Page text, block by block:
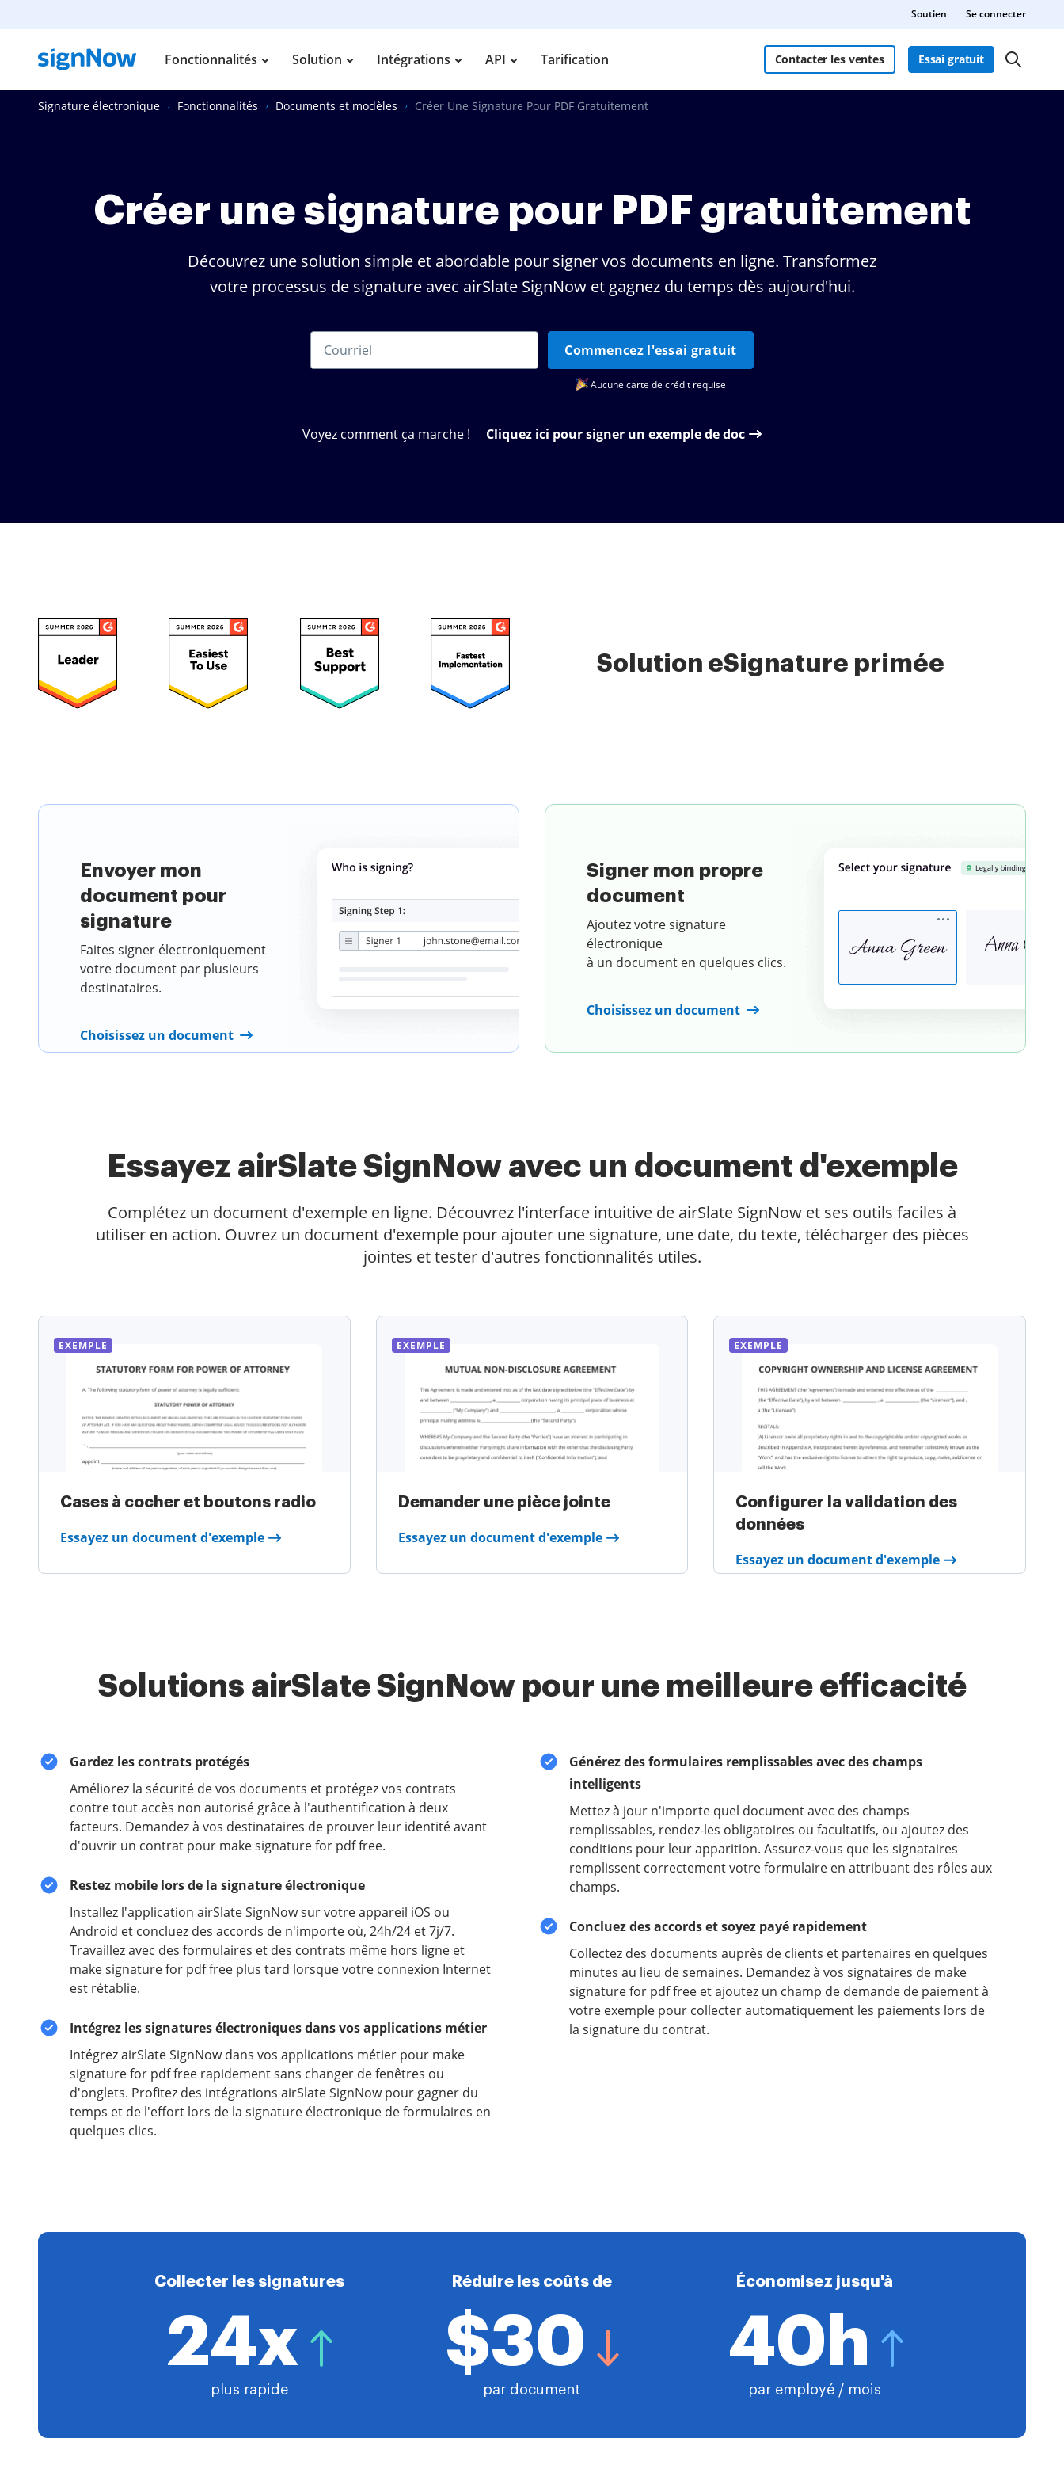
Soutien Se connecter
Fonctionnalités Solution Intégrations API Tarification Contacter les ventes Essai gratuit
Signature électronique Fonctionnalités Documents et modèles Créer Une Signature Pour PDF Gratuitement
Créer une signature pour PDF gratuitement
Découvrez une solution simple et abordable pour signer vos documents en ligne. Transformez
votre processus de signature avec airSlate SignNow et gagnez du temps dès aujourd'hui.
Commencez l'essai gratuit
Aucune carte de crédit requise
Voyez comment ça marche ! Cliquez ici pour signer un exemple de doc
Solution eSignature primée
Envoyer mon
document pour
signature
Faites signer électroniquement
votre document par plusieurs
destinataires.
Choisissez un document
Signer mon propre
document
Ajoutez votre signature
électronique
à un document en quelques clics.
Choisissez un document
Essayez airSlate SignNow avec un document d'exemple
Complétez un document d'exemple en ligne. Découvrez l'interface intuitive de airSlate SignNow et ses outils faciles à
utiliser en action. Ouvrez un document d'exemple pour ajouter une signature, une date, du texte, télécharger des pièces
jointes et tester d'autres fonctionnalités utiles.
EXEMPLE
Cases à cocher et boutons radio
Essayez un document d'exemple
EXEMPLE
Demander une pièce jointe
Essayez un document d'exemple
EXEMPLE
Configurer la validation des
données
Essayez un document d'exemple
Solutions airSlate SignNow pour une meilleure efficacité
Gardez les contrats protégés
Améliorez la sécurité de vos documents et protégez vos contrats
contre tout accès non autorisé grâce à l'authentification à deux
facteurs. Demandez à vos destinataires de prouver leur identité avant
d'ouvrir un contrat pour make signature for pdf free.
Restez mobile lors de la signature électronique
Installez l'application airSlate SignNow sur votre appareil iOS ou
Android et concluez des accords de n'importe où, 24h/24 et 7j/7.
Travaillez avec des formulaires et des contrats même hors ligne et
make signature for pdf free plus tard lorsque votre connexion Internet
est rétablie.
Intégrez les signatures électroniques dans vos applications métier
Intégrez airSlate SignNow dans vos applications métier pour make
signature for pdf free rapidement sans changer de fenêtres ou
d'onglets. Profitez des intégrations airSlate SignNow pour gagner du
temps et de l'effort lors de la signature électronique de formulaires en
quelques clics.
Générez des formulaires remplissables avec des champs
intelligents
Mettez à jour n'importe quel document avec des champs
remplissables, rendez-les obligatoires ou facultatifs, ou ajoutez des
conditions pour leur apparition. Assurez-vous que les signataires
remplissent correctement votre formulaire en attribuant des rôles aux
champs.
Concluez des accords et soyez payé rapidement
Collectez des documents auprès de clients et partenaires en quelques
minutes au lieu de semaines. Demandez à vos signataires de make
signature for pdf free et ajoutez un champ de demande de paiement à
votre exemple pour collecter automatiquement les paiements lors de
la signature du contrat.
Collecter les signatures
24x
plus rapide
Réduire les coûts de
$30
par document
Économisez jusqu'à
40h
par employé / mois